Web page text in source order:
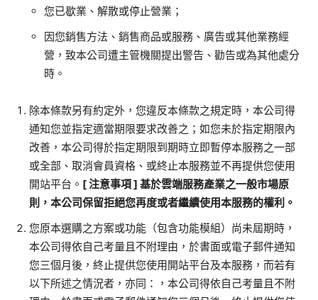
您已歇業、解散或停止營業；
因您銷售方法、銷售商品或服務、廣告或其他業務經
營，致本公司遭主管機關提出警告、勸告或為其他處分
時。
除本條款另有約定外，您違反本條款之規定時，本公司得
通知您並指定適當期限要求改善之；如您未於指定期限內
改善，本公司得於指定期限到期時立即暫停本服務之一部
或全部、取消會員資格、或終止本服務並不再提供您使用
開站平台。 [注意事項] 基於雲端服務產業之一般市場原
則，本公司保留拒絕您再度或者繼續使用本服務的權利。
您原本選購之方案或功能（包含功能模組）尚未屆期時，
本公司得依自己考量且不附理由，於書面或電子郵件通知
您三個月後，終止提供您使用開站平台及本服務，而若有
以下所述之情況者，亦同：，本公司得依自己考量且不附